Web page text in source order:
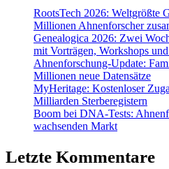
RootsTech 2026: Weltgrößte
Millionen Ahnenforscher
Genealogica 2026: Zwei
mit Vorträgen, Workshops
Ahnenforschung-Update:
Millionen neue Datensätze
MyHeritage: Kostenloser
Milliarden Sterberegistern
Boom bei DNA-Tests:
wachsenden Markt
Letzte Kommentare